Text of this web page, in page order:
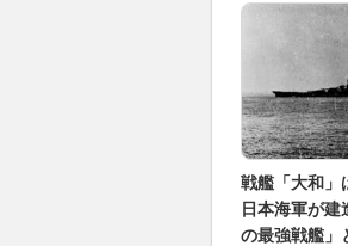
戦艦「大和」
日本海軍が建
の最強戦艦」